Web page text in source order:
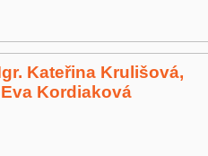
Kateřina Krulišová,
Kordiaková